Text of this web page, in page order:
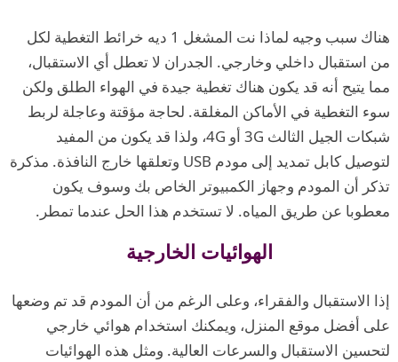
هناك سبب وجيه لماذا نت المشغل 1 ديه خرائط التغطية لكل
من استقبال داخلي وخارجي. الجدران لا تعطل أي الاستقبال،
مما يتيح أنه قد يكون هناك تغطية جيدة في الهواء الطلق ولكن
سوء التغطية في الأماكن المغلقة. لحاجة مؤقتة وعاجلة لربط
شبكات الجيل الثالث 3G أو 4G، ولذا قد يكون من المفيد
لتوصيل كابل تمديد إلى مودم USB وتعلقها خارج النافذة. مذكرة
تذكر أن المودم وجهاز الكمبيوتر الخاص بك وسوف يكون
معطوبا عن طريق المياه. لا تستخدم هذا الحل عندما تمطر.
الهوائيات الخارجية
إذا الاستقبال والفقراء، وعلى الرغم من أن المودم قد تم وضعها
على أفضل موقع المنزل، ويمكنك استخدام هوائي خارجي
لتحسين الاستقبال والسرعات العالية. ومثل هذه الهوائيات